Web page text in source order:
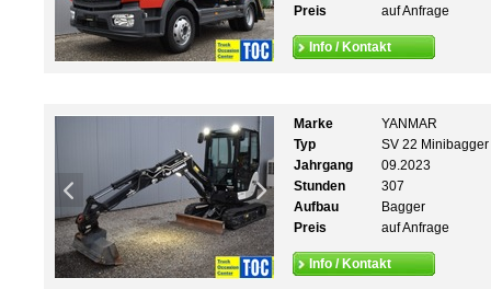
Preis
auf Anfrage
Info / Kontakt
Marke
YANMAR
Typ
SV 22 Minibagger
Jahrgang
09.2023
Stunden
307
Aufbau
Bagger
Preis
auf Anfrage
Info / Kontakt